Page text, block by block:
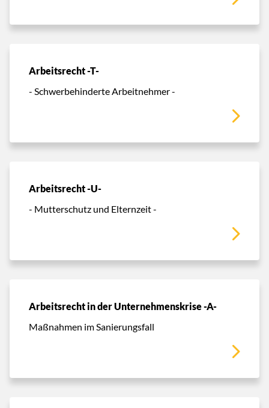
Arbeitsrecht -T-
- Schwerbehinderte Arbeitnehmer -
Arbeitsrecht -U-
- Mutterschutz und Elternzeit -
Arbeitsrecht in der Unternehmenskrise -A-
Maßnahmen im Sanierungsfall